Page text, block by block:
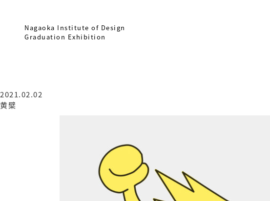
Nagaoka Institute of Design
Graduation Exhibition
2021.02.02
黄檗